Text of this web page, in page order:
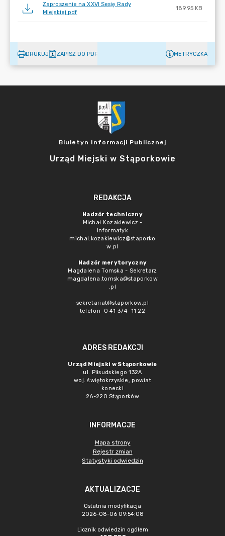
Zaproszenie na XXVI Sesję Rady
Miejskiej.pdf
189.95 KB
DRUKUJ ZAPISZ DO PDF METRYCZKA
Biuletyn Informacji Publicznej
Urząd Miejski w Stąporkowie
REDAKCJA
Nadzór techniczny
Michał Kozakiewicz -
Informatyk
michal.kozakiewicz@staporko
w.pl
Nadzór merytoryczny
Magdalena Tomska - Sekretarz
magdalena.tomska@staporkow
.pl
sekretariat@staporkow.pl
telefon 0 41 374 11 22
ADRES REDAKCJI
Urząd Miejski w Stąporkowie
ul. Piłsudskiego 132A
woj. świętokrzyskie, powiat
konecki
26-220 Stąporków
INFORMACJE
Mapa strony
Rejestr zmian
Statystyki odwiedzin
AKTUALIZACJE
Ostatnia modyfikacja
2026-08-06 09:54:08
Licznik odwiedzin ogółem